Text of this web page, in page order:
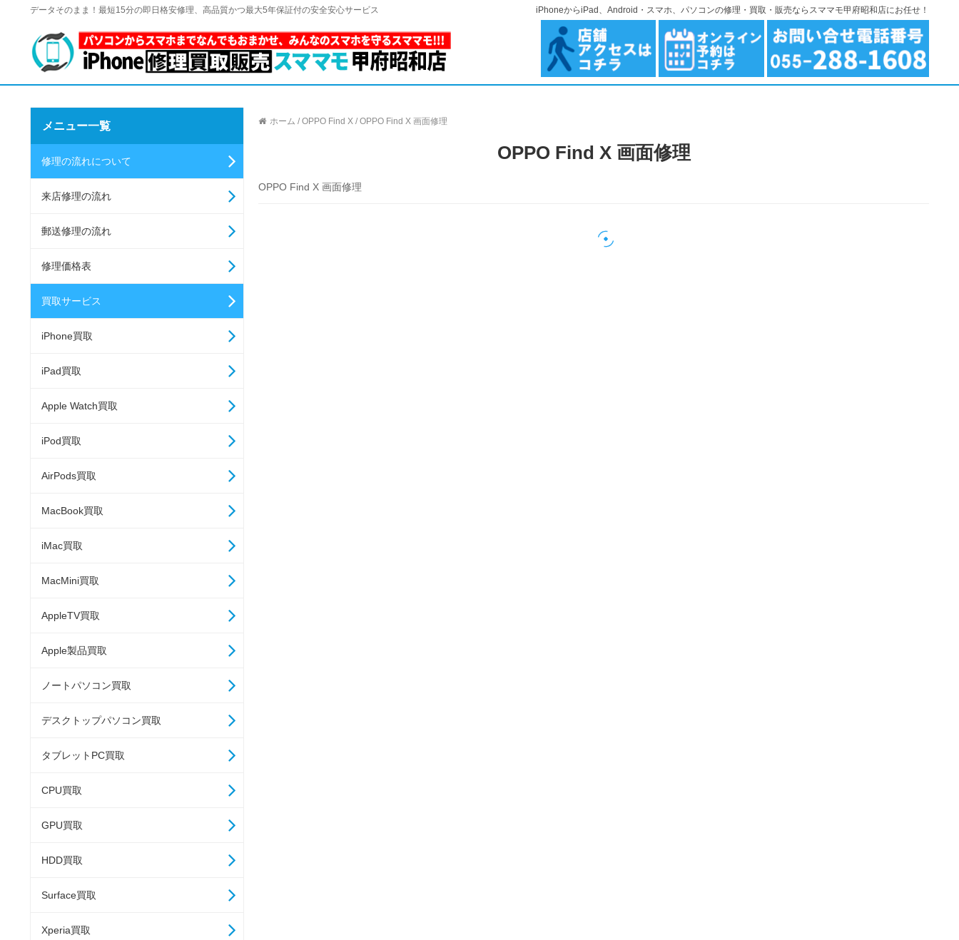
データそのまま！最短15分の即日格安修理、高品質かつ最大5年保証付の安全安心サービス iPhoneからiPad、Android・スマホ、パソコンの修理・買取・販売ならスママモ甲府昭和店にお任せ！
ホーム / OPPO Find X / OPPO Find X 画面修理
OPPO Find X 画面修理
OPPO Find X 画面修理
メニュー一覧
修理の流れについて
来店修理の流れ
郵送修理の流れ
修理価格表
買取サービス
iPhone買取
iPad買取
Apple Watch買取
iPod買取
AirPods買取
MacBook買取
iMac買取
MacMini買取
AppleTV買取
Apple製品買取
ノートパソコン買取
デスクトップパソコン買取
タブレットPC買取
CPU買取
GPU買取
HDD買取
Surface買取
Xperia買取